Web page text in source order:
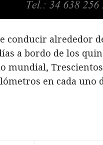
conducir alrededor
a bordo de los
mundial, Trescientos
en cada uno